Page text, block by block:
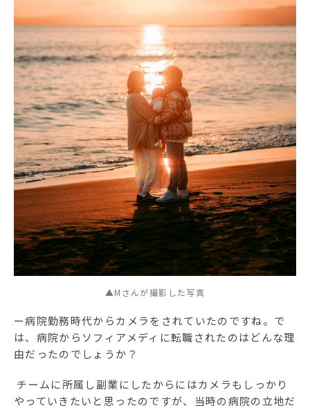
▲Mさんが撮影した写真
ー病院勤務時代からカメラをされていたのですね。で
は、病院からソフィアメディに転職されたのはどんな理
由だったのでしょうか？
チームに所属し副業にしたからにはカメラもしっかり
やっていきたいと思ったのですが、当時の病院の立地だ